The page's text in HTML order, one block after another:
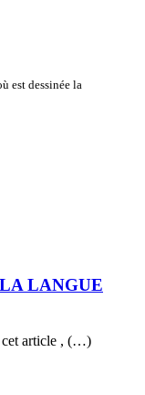
est dessinée la
LANGUE
cet article , (…)